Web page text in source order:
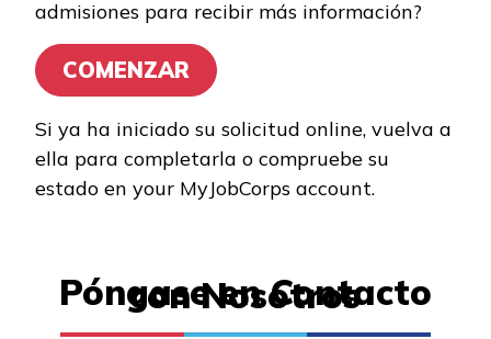
Programas de
Entrenamiento
Artes culinarias
Carpintería, Pre pasantía
Mampostería con
Mampostería, Pre
pasantía
admisiones para recibir más información?
COMENZAR
Si ya ha iniciado su solicitud online, vuelva a
ella para completarla o compruebe su
estado en your MyJobCorps account.
Póngase en Contacto
con Nosotros